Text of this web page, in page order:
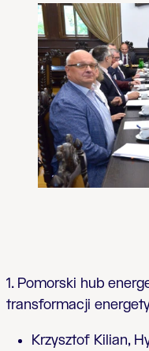
1.Pomorski hub
transformacji
Krzysztof Kilian,